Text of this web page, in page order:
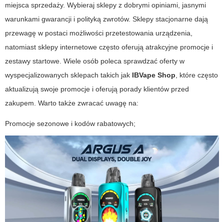
miejsca sprzedaży. Wybieraj sklepy z dobrymi opiniami, jasnymi
warunkami gwarancji i polityką zwrotów. Sklepy stacjonarne dają
przewagę w postaci możliwości przetestowania urządzenia,
natomiast sklepy internetowe często oferują atrakcyjne promocje i
zestawy startowe. Wiele osób poleca sprawdzać oferty w
wyspecjalizowanych sklepach takich jak IBVape Shop , które często
aktualizują swoje promocje i oferują porady klientów przed
zakupem. Warto także zwracać uwagę na:
Promocje sezonowe i kodów rabatowych;